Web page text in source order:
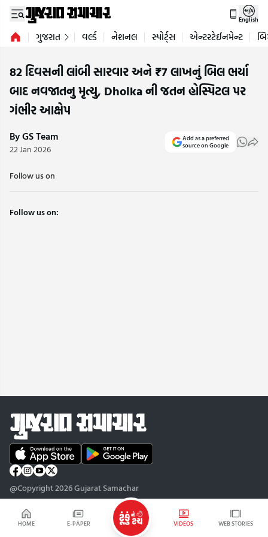
HOME E-PAPER VIDEOS WEB STORIES
English
ગુજરાત વર્લ્ડ નેશનલ સ્પોર્ટ્સ એન્ટરટેઈનમેન્ટ
82 દિવસની લાંબી સારવાર અને ₹7 લાખનું બિલ ભર્યા
બાદ નવજાતનુ મૃત્યુ, Dholka ની જતન હોસ્પિટલ પર
ગંભીર આક્ષેપ
By GS Team
22 Jan 2026
Add as a preferred
source on Google
Follow us on
Follow us on:
@Copyright 2026 Gujarat Samachar